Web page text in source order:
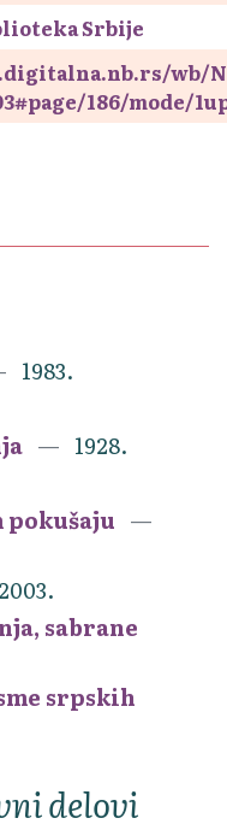
Srbije
wb/
186/mode/
1983.
1928.
pokušaju
2003.
sabrane
srpskih
delovi